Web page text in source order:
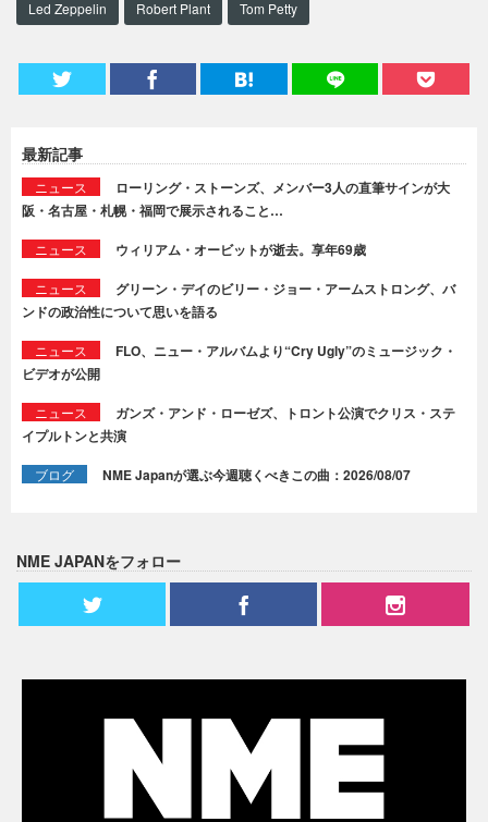
Led Zeppelin Robert Plant Tom Petty
最新記事
ニュース
ローリング・ストーンズ、メンバー3人の直筆サインが大
阪・名古屋・札幌・福岡で展示されること…
ニュース ウィリアム・オービットが逝去。享年69歳
ニュース
グリーン・デイのビリー・ジョー・アームストロング、バ
ンドの政治性について思いを語る
ニュース
FLO、ニュー・アルバムより“Cry Ugly”のミュージック・
ビデオが公開
ニュース
ガンズ・アンド・ローゼズ、トロント公演でクリス・ステ
イプルトンと共演
ブログ NME Japanが選ぶ今週聴くべきこの曲：2026/08/07
NME JAPANをフォロー